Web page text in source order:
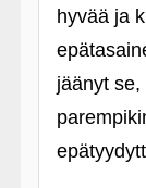
hyvää ja
jäänyt